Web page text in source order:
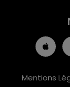
Mentions